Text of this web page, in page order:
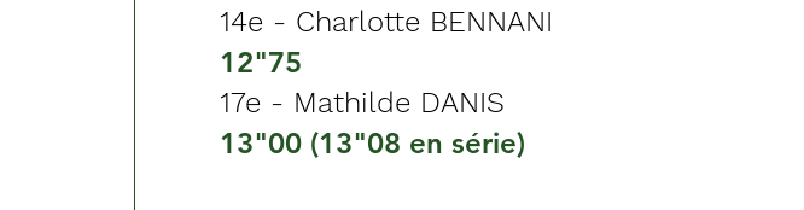
14e - Charlotte BENNANI
12"75
17e - Mathilde DANIS
13"00 (13"08 en série)